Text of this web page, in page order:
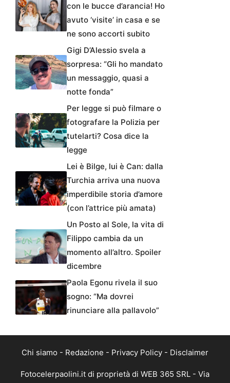
con le bucce d’arancia! Ho
avuto ‘visite’ in casa e se
ne sono accorti subito
Gigi D’Alessio svela a
sorpresa: “Gli ho mandato
un messaggio, quasi a
notte fonda”
Per legge si può filmare o
fotografare la Polizia per
tutelarti? Cosa dice la
legge
Lei è Bilge, lui è Can: dalla
Turchia arriva una nuova
imperdibile storia d’amore
(con l’attrice più amata)
Un Posto al Sole, la vita di
Filippo cambia da un
momento all’altro. Spoiler
dicembre
Paola Egonu rivela il suo
sogno: “Ma dovrei
rinunciare alla pallavolo”
Chi siamo - Redazione - Privacy Policy - Disclaimer
Fotocelerpaolini.it di proprietà di WEB 365 SRL - Via